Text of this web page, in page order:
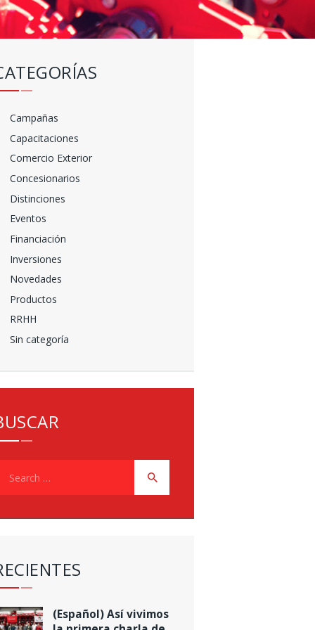
Campañas
Capacitaciones
Comercio Exterior
Concesionarios
Distinciones
Eventos
Financiación
Inversiones
Novedades
Productos
RRHH
Sin categoría
(Español) Así vivimos